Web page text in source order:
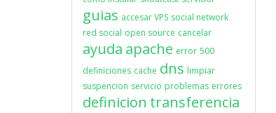
guias accesar VPS social network
red social open source cancelar
ayuda apache error 500
definiciones cache dns limpiar
suspencion servicio problemas errores
definicion transferencia